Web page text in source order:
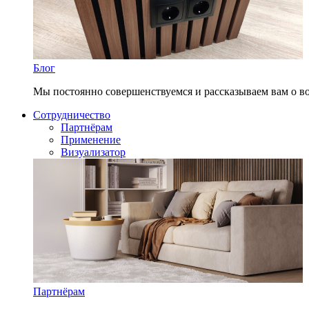
Блог
Мы постоянно совершенствуемся и рассказываем вам о
Сотрудничество
Партнёрам
Применение
Визуализатор
Партнёрам